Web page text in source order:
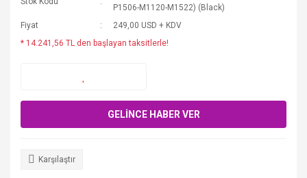
P1506-M1120-M1522) (Black)
Fiyat
249,00 USD + KDV
* 14.241,56 TL den başlayan taksitlerle!
GELİNCE HABER VER
Karşılaştır